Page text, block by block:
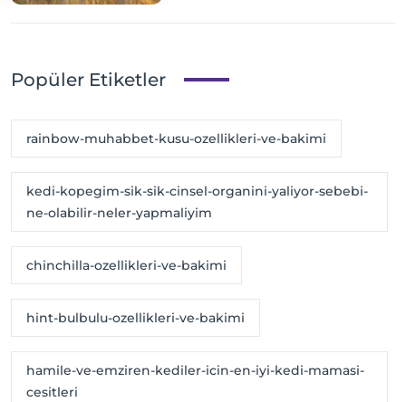
Popüler Etiketler
rainbow-muhabbet-kusu-ozellikleri-ve-bakimi
kedi-kopegim-sik-sik-cinsel-organini-yaliyor-sebebi-
ne-olabilir-neler-yapmaliyim
chinchilla-ozellikleri-ve-bakimi
hint-bulbulu-ozellikleri-ve-bakimi
hamile-ve-emziren-kediler-icin-en-iyi-kedi-mamasi-
cesitleri